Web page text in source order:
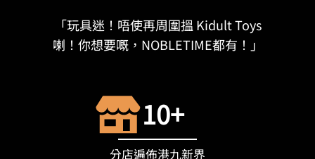
「玩具迷！唔使再周圍搵 Kidult Toys
喇！你想要嘅，NOBLETIME都有！」
10+
分店遍佈港九新界